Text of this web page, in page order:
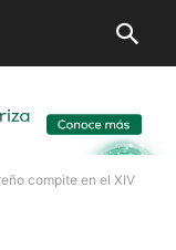
compite en el XIV